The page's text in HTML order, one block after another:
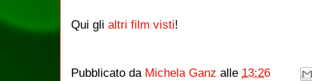
Qui gli altri film visti!
Pubblicato da Michela Ganz alle 13:26